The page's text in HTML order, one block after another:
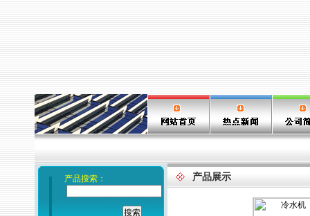
产品搜索： 产品展示